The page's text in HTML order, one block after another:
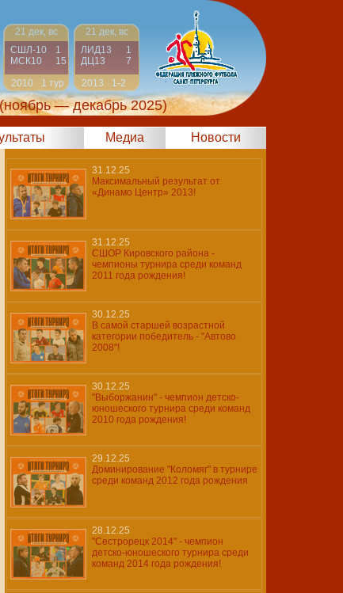
21 дек, вс
СШЛ-10
1
МСК10
15
2010
1 тур
21 дек, вс
ЛИД13
1
ДЦ13
7
2013
1-2
— декабрь 2025)
Медиа Новости
31.12.25
Максимальный результат от
«Динамо Центр» 2013!
31.12.25
СШОР Кировского района -
чемпионы турнира среди команд
2011 года рождения!
30.12.25
В самой старшей возрастной
категории победитель - "Автово
2008"!
30.12.25
"Выборжанин" - чемпион детско-
юношеского турнира среди команд
2010 года рождения!
29.12.25
Доминирование "Коломяг" в турнире
среди команд 2012 года рождения
28.12.25
"Сестрорецк 2014" - чемпион
детско-юношеского турнира среди
команд 2014 года рождения!